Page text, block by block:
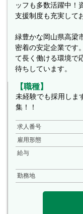
ッフも多数活躍中！
支援制度も充実して
緑豊かな岡山県高梁
密着の安定企業です
て長く働ける環境で
待ちしています。
【職種】
未経験でも採用しま
集！！
求人番号
雇用形態
給与
勤務地